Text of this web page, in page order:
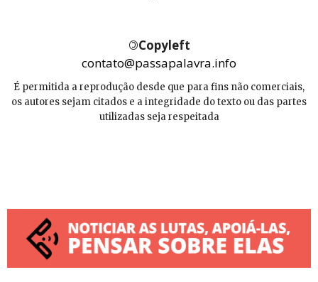
©Copyleft
contato@passapalavra.info
É permitida a reprodução desde que para fins não comerciais,
os autores sejam citados e a integridade do texto ou das partes
utilizadas seja respeitada